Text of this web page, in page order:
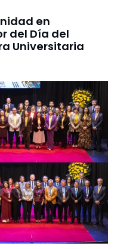
en
del Día del
Universitaria